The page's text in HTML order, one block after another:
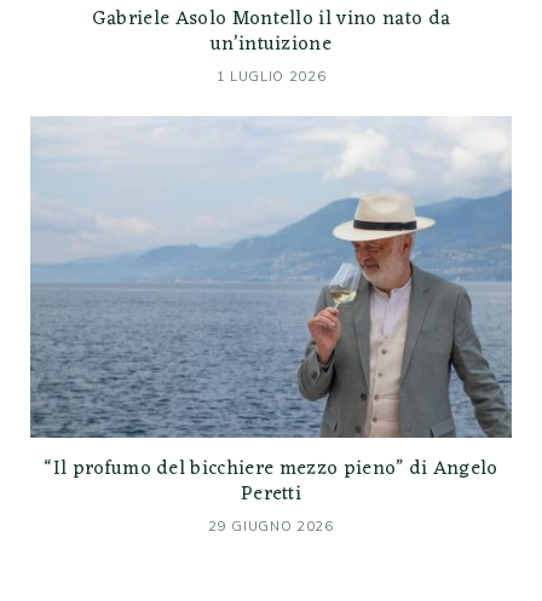
Gabriele Asolo Montello il vino nato da
un’intuizione
1 LUGLIO 2026
“Il profumo del bicchiere mezzo pieno” di Angelo
Peretti
29 GIUGNO 2026